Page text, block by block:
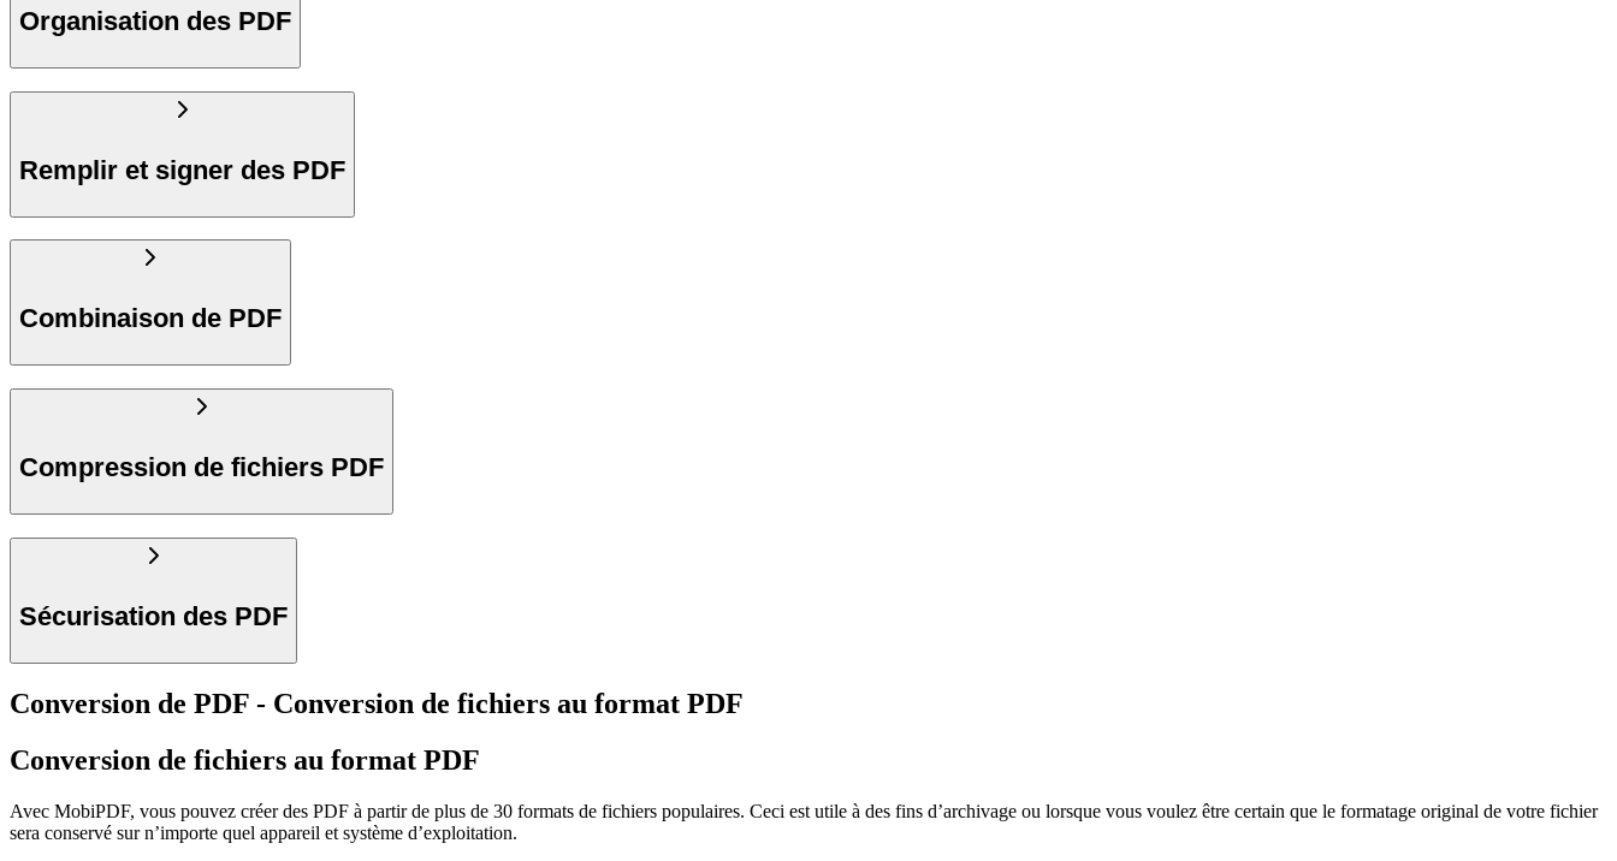
Organisation des PDF
Remplir et signer des PDF
Combinaison de PDF
Compression de fichiers PDF
Sécurisation des PDF
Conversion de PDF - Conversion de fichiers au format PDF
Conversion de fichiers au format PDF
Avec MobiPDF, vous pouvez créer des PDF à partir de plus de 30 formats de fichiers populaires. Ceci est utile à des fins d’archivage ou lorsque vous voulez être certain que le formatage original de votre fichier
sera conservé sur n’importe quel appareil et système d’exploitation.